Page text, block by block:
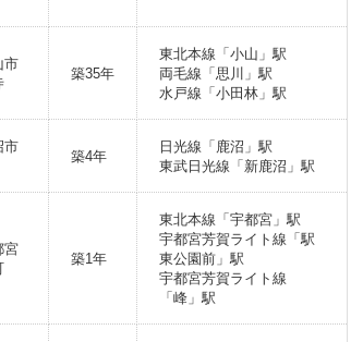
市
築35年
東北本線「小山」駅
両毛線「思川」駅
水戸線「小田林」駅
市
築4年
日光線「鹿沼」駅
東武日光線「新鹿沼」駅
宮
築1年
東北本線「宇都宮」駅
宇都宮芳賀ライト線「駅
東公園前」駅
宇都宮芳賀ライト線
「峰」駅